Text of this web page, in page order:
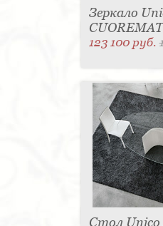
Зеркало
123 100 руб.
Стол Unico